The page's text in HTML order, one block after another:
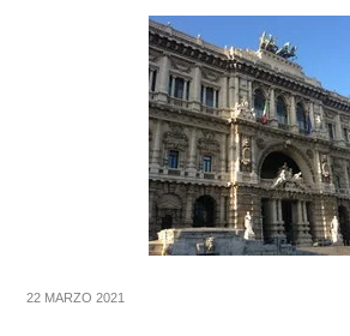
22 MARZO 2021